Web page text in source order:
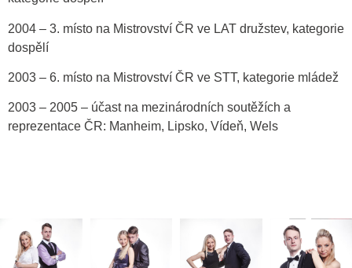
2004 – 3. místo na Mistrovství ČR ve LAT družstev, kategorie
dospělí
2003 – 6. místo na Mistrovství ČR ve STT, kategorie mládež
2003 – 2005 – účast na mezinárodních soutěžích a
reprezentace ČR: Manheim, Lipsko, Vídeň, Wels